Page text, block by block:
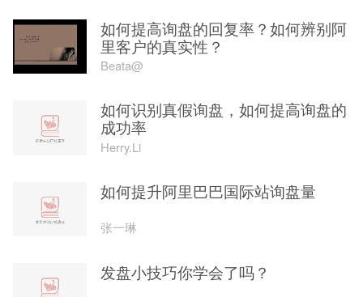
如何提高询盘的回复率？如何辨别阿
里客户的真实性？
Beata@
如何识别真假询盘，如何提高询盘的
成功率
Herry.Li
如何提升阿里巴巴国际站询盘量
张一琳
发盘小技巧你学会了吗？